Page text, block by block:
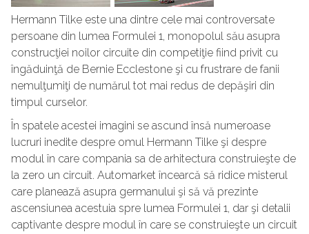
Hermann Tilke este una dintre cele mai controversate
persoane din lumea Formulei 1, monopolul său asupra
construcţiei noilor circuite din competiţie fiind privit cu
îngăduinţă de Bernie Ecclestone şi cu frustrare de fanii
nemulţumiţi de numărul tot mai redus de depăşiri din
timpul curselor.
În spatele acestei imagini se ascund însă numeroase
lucruri inedite despre omul Hermann Tilke şi despre
modul în care compania sa de arhitectura construieşte de
la zero un circuit. Automarket încearcă să ridice misterul
care planează asupra germanului şi să vă prezinte
ascensiunea acestuia spre lumea Formulei 1, dar şi detalii
captivante despre modul în care se construieşte un circuit